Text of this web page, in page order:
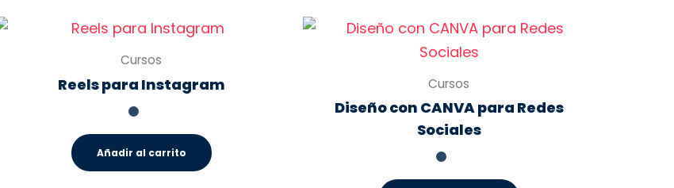
Cursos
Reels para Instagram
Añadir al carrito
Cursos
Diseño con CANVA para Redes
Sociales